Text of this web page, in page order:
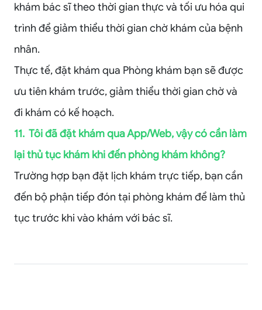
khám bác sĩ theo thời gian thực và tối ưu hóa qui
trình để giảm thiểu thời gian chờ khám của bệnh
nhân.
Thực tế, đặt khám qua Phòng khám bạn sẽ được
ưu tiên khám trước, giảm thiểu thời gian chờ và
đi khám có kế hoạch.
11. Tôi đã đặt khám qua App/Web, vậy có cần làm
lại thủ tục khám khi đến phòng khám không?
Trường hợp bạn đặt lịch khám trực tiếp, bạn cần
đến bộ phận tiếp đón tại phòng khám để làm thủ
tục trước khi vào khám với bác sĩ.